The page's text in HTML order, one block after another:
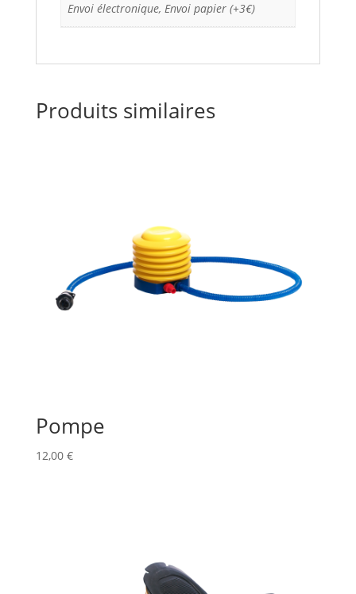
Envoi électronique, Envoi papier (+3€)
Produits similaires
Pompe
12,00 €